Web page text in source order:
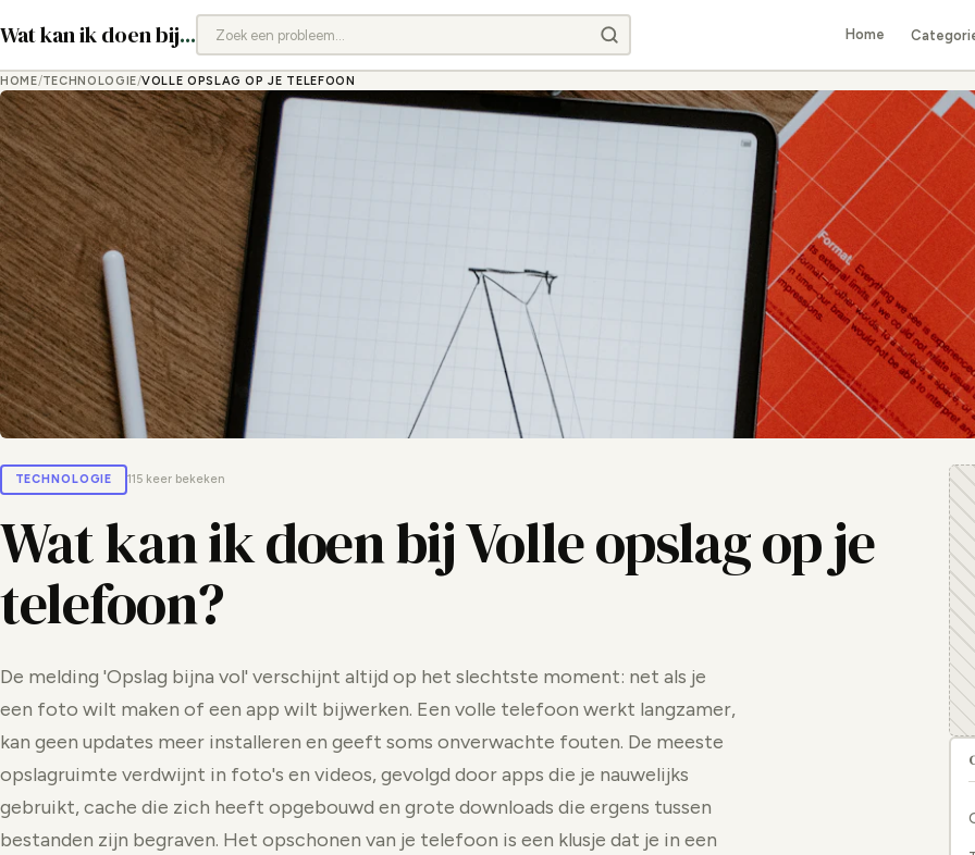
Wat kan ik doen bij... Home
HOME/TECHNOLOGIE/VOLLE OPSLAG OP JE TELEFOON
TECHNOLOGIE 115 keer bekeken
Wat kan ik doen bij Volle opslag op je
telefoon?
De melding 'Opslag bijna vol' verschijnt altijd op het slechtste moment: net als je
een foto wilt maken of een app wilt bijwerken. Een volle telefoon werkt langzamer,
kan geen updates meer installeren en geeft soms onverwachte fouten. De meeste
opslagruimte verdwijnt in foto's en videos, gevolgd door apps die je nauwelijks
gebruikt, cache die zich heeft opgebouwd en grote downloads die ergens tussen
bestanden zijn begraven. Het opschonen van je telefoon is een klusje dat je in een